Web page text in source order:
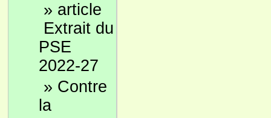
»
Extrait du
PSE
2022-27
» Contre
la